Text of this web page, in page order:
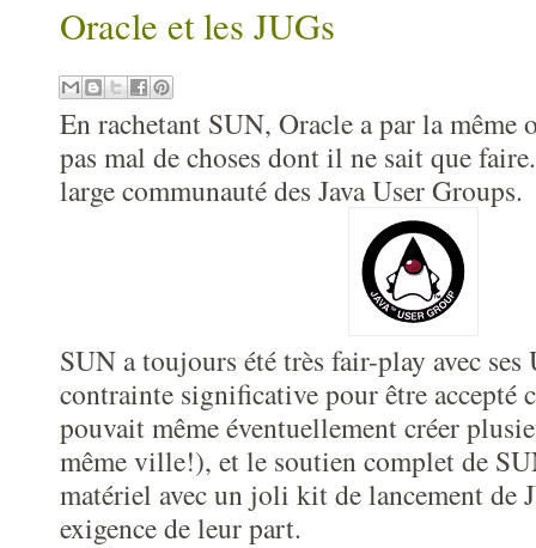
Oracle et les JUGs
En rachetant SUN, Oracle a par la même
pas mal de choses dont il ne sait que
large communauté des Java User Groups.
SUN a toujours été très fair-play avec ses
contrainte significative pour être accepté
pouvait même éventuellement créer
même ville!), et le soutien complet de
matériel avec un joli kit de lancement de
exigence de leur part.